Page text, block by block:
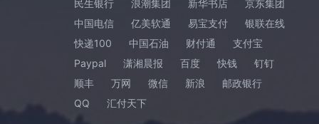
民生银行
浪潮集团 新华书店
京东集团
中国电信
亿美软通 易宝支付
银联在线
快递100
中国石油 财付通
支付宝
Paypal
潇湘晨报 百度 快钱
钉钉
顺丰
万网 微信 新浪
邮政银行
QQ
汇付天下